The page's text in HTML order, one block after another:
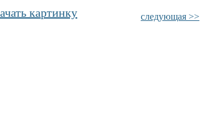
следующая >>
картинку